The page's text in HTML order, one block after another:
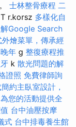
士林整骨療程 二
T r.korsz 多樣化自
Google Search
外燴菜單，傳承經
年 g 整復療程推
k 散光問題的解
證照 免費律師詢
約主臥室設計，
您的活動提供全
台中油壓按摩
式 台中排毒養生館